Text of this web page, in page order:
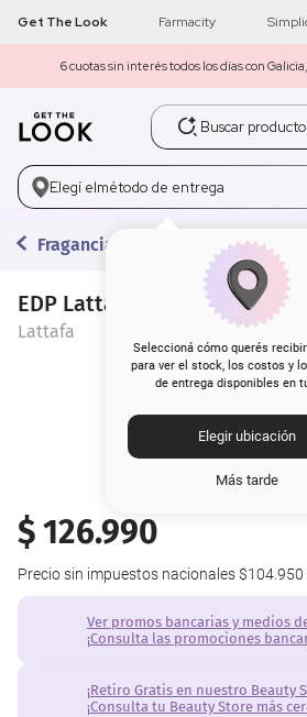
Get The Look Farmacity
6 cuotas sin interés todos los días con Galicia,
Buscar productos
Elegí elmétodo de entrega
Seleccioná cómo querés
para ver el stock, los costos y
de entrega disponibles en
Elegir ubicación
Más tarde
Fragancias
EDP Lattafa Khamrah
Lattafa
$126.990
Precio sin impuestos nacionales $104.950
Ver promos bancarias y medios
¡Consulta las promociones
¡Retiro Gratis en nuestro Beauty
¡Consulta tu Beauty Store más
1 get the look
2 máscara pestañas
3.
5. corrector
9.
10